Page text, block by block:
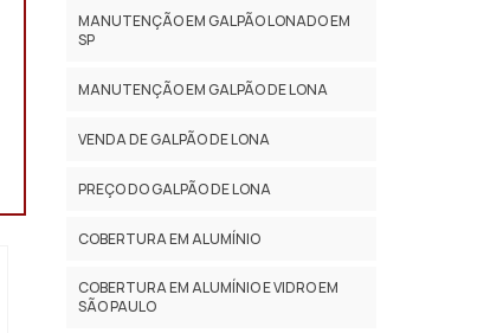
MANUTENÇÃO EM GALPÃO LONADO EM
SP
MANUTENÇÃO EM GALPÃO DE LONA
VENDA DE GALPÃO DE LONA
PREÇO DO GALPÃO DE LONA
COBERTURA EM ALUMÍNIO
COBERTURA EM ALUMÍNIO E VIDRO EM
SÃO PAULO